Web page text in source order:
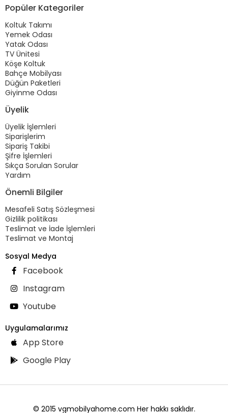
Popüler Kategoriler
Koltuk Takımı
Yemek Odası
Yatak Odası
TV Ünitesi
Köşe Koltuk
Bahçe Mobilyası
Düğün Paketleri
Giyinme Odası
Üyelik
Üyelik İşlemleri
Siparişlerim
Sipariş Takibi
Şifre İşlemleri
Sıkça Sorulan Sorular
Yardım
Önemli Bilgiler
Mesafeli Satış Sözleşmesi
Gizlilik politikası
Teslimat ve İade İşlemleri
Teslimat ve Montaj
Sosyal Medya
Facebook
Instagram
Youtube
Uygulamalarımız
App Store
Google Play
© 2015 vgmobilyahome.com Her hakkı saklıdır.